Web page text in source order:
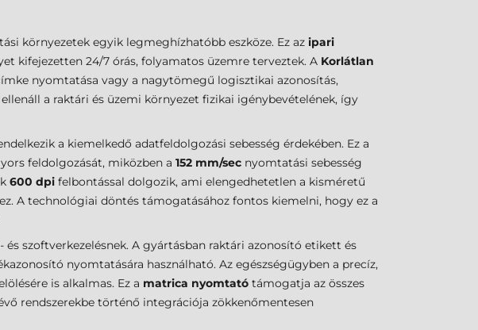
környezetek egyik legmeghízhatóbb eszköze. Ez az ipari
kifejezetten 24/7 órás, folyamatos üzemre terveztek. A Korlátlan
nyomtatása vagy a nagytömegű logisztikai azonosítás,
a raktári és üzemi környezet fizikai igénybevételének, így
a kiemelkedő adatfeldolgozási sebesség érdekében. Ez a
feldolgozását, miközben a 152 mm/sec nyomtatási sebesség
600 dpi felbontással dolgozik, ami elengedhetetlen a kisméretű
A technológiai döntés támogatásához fontos kiemelni, hogy ez a
szoftverkezelésnek. A gyártásban raktári azonosító etikett és
nyomtatására használható. Az egészségügyben a precíz,
is alkalmas. Ez a matrica nyomtató támogatja az összes
rendszerekbe történő integrációja zökkenőmentesen